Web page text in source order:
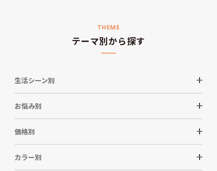
THEME
テーマ別から探す
生活シーン別
お悩み別
価格別
カラー別